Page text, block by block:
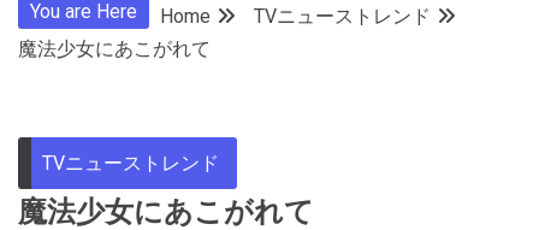
You are Here Home
TVニューストレンド
魔法少女にあこがれて
TVニューストレンド
魔法少女にあこがれて